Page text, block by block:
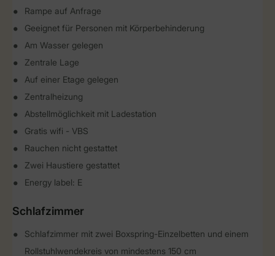
Rampe auf Anfrage
Geeignet für Personen mit Körperbehinderung
Am Wasser gelegen
Zentrale Lage
Auf einer Etage gelegen
Zentralheizung
Abstellmöglichkeit mit Ladestation
Gratis wifi - VBS
Rauchen nicht gestattet
Zwei Haustiere gestattet
Energy label: E
Schlafzimmer
Schlafzimmer mit zwei Boxspring-Einzelbetten und einem
Rollstuhlwendekreis von mindestens 150 cm